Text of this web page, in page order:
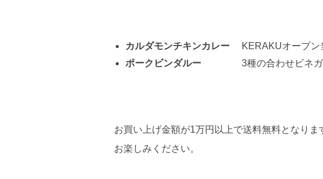
カルダモンチキンカレー KERAKUオープン
ポークビンダルー 3種の合わせビネガー
お買い上げ金額が1万円以上で送料無料となり
お楽しみください。